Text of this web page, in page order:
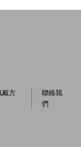
戴方
聯絡我
們